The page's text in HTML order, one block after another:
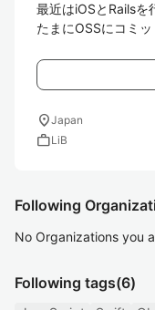
最近はiOSとRailsを
location_onJapan
workLiB
Following
No Organizations you
Following tags(6)